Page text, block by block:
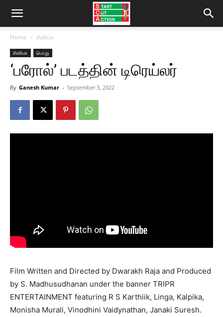
Home சினிமா
சினிமா பொது
‘பரோல்’ படத்தின் டிரெய்லர்
By Ganesh Kumar - September 3, 2022
Film Written and Directed by Dwarakh Raja and Produced
by S. Madhusudhanan under the banner TRIPR
ENTERTAINMENT featuring R S Karthiik, Linga, Kalpika,
Monisha Murali, Vinodhini Vaidynathan, Janaki Suresh.